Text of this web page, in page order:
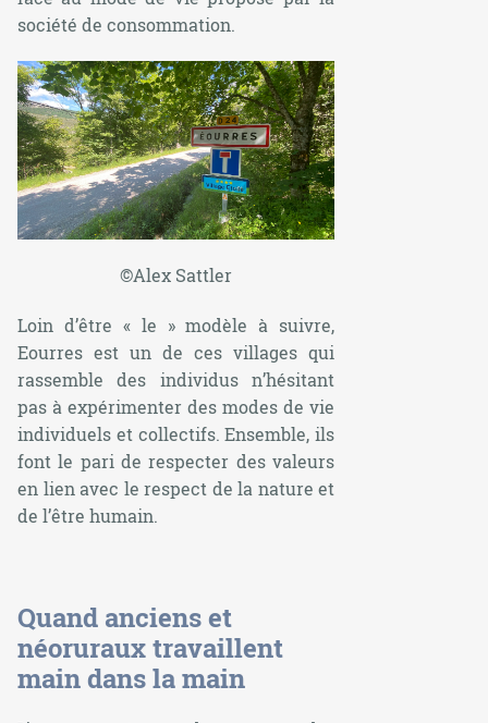
société de consommation.
©Alex Sattler
Loin d’être « le » modèle à suivre,
Eourres est un de ces villages qui
rassemble des individus n’hésitant
pas à expérimenter des modes de vie
individuels et collectifs. Ensemble, ils
font le pari de respecter des valeurs
en lien avec le respect de la nature et
de l’être humain.
Quand anciens et
néoruraux travaillent
main dans la main